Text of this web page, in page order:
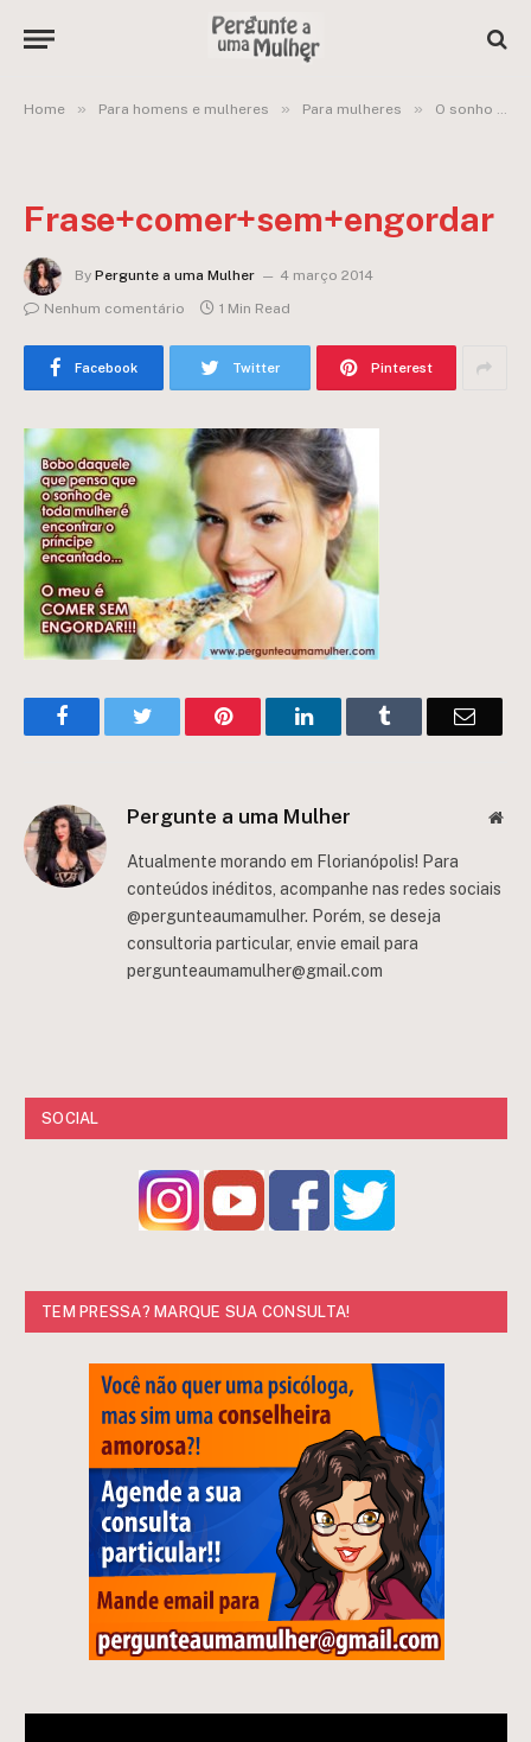
Home » Para homens e mulheres » Para mulheres » O sonho de toda mulher:
Frase+comer+sem+engordar
By Pergunte a uma Mulher
4 março 2014
Nenhum comentário
1 Min Read
Facebook Twitter Pinterest
FacebookTwitter Pinterest LinkedInTumblr Email
Pergunte a uma Mulher
Atualmente morando em Florianópolis! Para
conteúdos inéditos, acompanhe nas redes sociais
@pergunteaumamulher. Porém, se deseja
consultoria particular, envie email para
pergunteaumamulher@gmail.com
SOCIAL
TEM PRESSA? MARQUE SUA CONSULTA!